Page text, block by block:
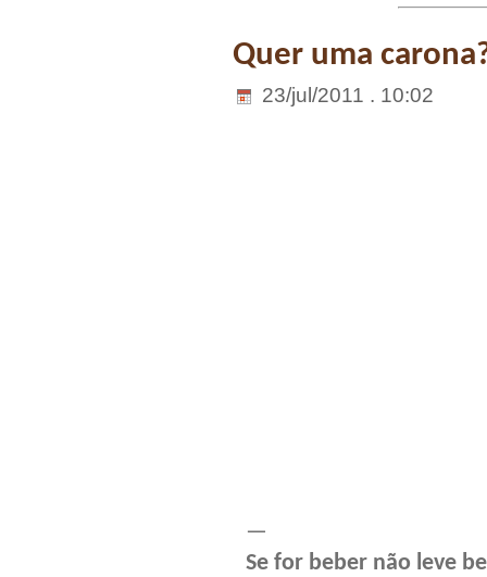
Quer uma
23/jul/2011 . 10:02
—
Se for beber não leve